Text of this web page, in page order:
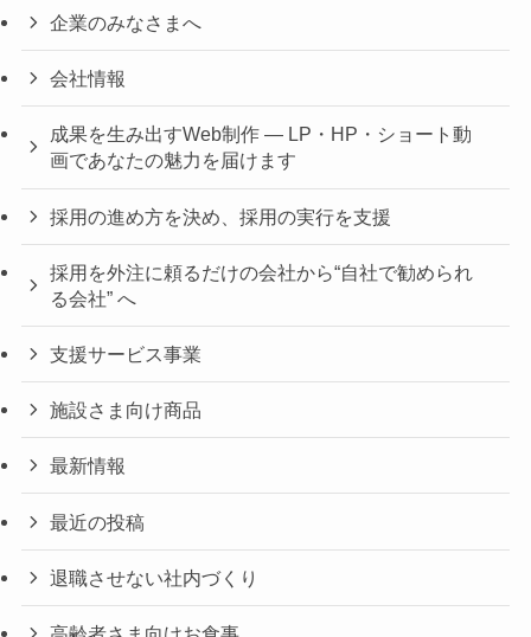
企業のみなさまへ
会社情報
成果を生み出すWeb制作 ― LP・HP・ショート動
画であなたの魅力を届けます
採用の進め方を決め、採用の実行を支援
採用を外注に頼るだけの会社から“自社で勧められ
る会社” へ
支援サービス事業
施設さま向け商品
最新情報
最近の投稿
退職させない社内づくり